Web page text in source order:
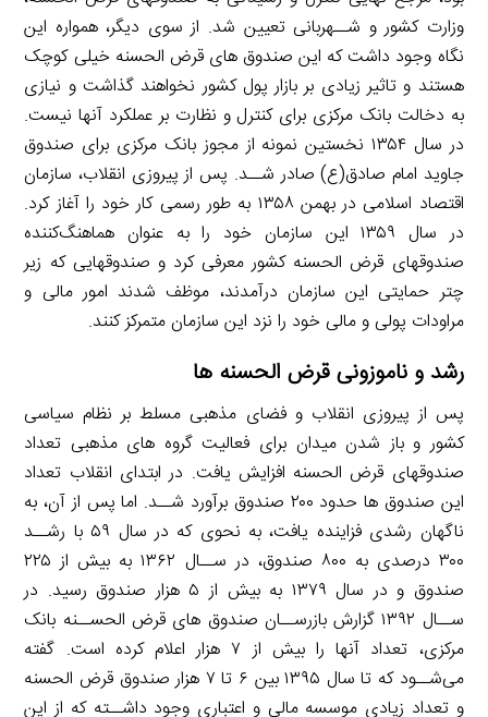
وزارت کشور و شــهربانی تعیین شد. از سوی دیگر، همواره این
نگاه وجود داشت که این صندوق های قرض الحسنه خیلی کوچک
هستند و تاثیر زیادی بر بازار پول کشور نخواهند گذاشت و نیازی
به دخالت بانک مرکزی برای کنترل و نظارت بر عملکرد آنها نیست.
در سال ۱۳۵۴ نخستین نمونه از مجوز بانک مرکزی برای صندوق
جاوید امام صادق(ع) صادر شــد. پس از پیروزی انقلاب، سازمان
اقتصاد اسلامی در بهمن ۱۳۵۸ به طور رسمی کار خود را آغاز کرد.
در سال ۱۳۵۹ این سازمان خود را به عنوان هماهنگ‌کننده
صندوقهای قرض الحسنه کشور معرفی کرد و صندوقهایی که زیر
چتر حمایتی این سازمان درآمدند، موظف شدند امور مالی و
مراودات پولی و مالی خود را نزد این سازمان متمرکز کنند.
رشد و ناموزونی قرض الحسنه ها
پس از پیروزی انقلاب و فضای مذهبی مسلط بر نظام سیاسی
کشور و باز شدن میدان برای فعالیت گروه های مذهبی تعداد
صندوقهای قرض الحسنه افزایش یافت. در ابتدای انقلاب تعداد
این صندوق ها حدود ۲۰۰ صندوق برآورد شــد. اما پس از آن، به
ناگهان رشدی فزاینده یافت، به نحوی که در سال ۵۹ با رشــد
۳۰۰ درصدی به ۸۰۰ صندوق، در ســال ۱۳۶۲ به بیش از ۲۲۵
صندوق و در سال ۱۳۷۹ به بیش از ۵ هزار صندوق رسید. در
ســال ۱۳۹۲ گزارش بازرســان صندوق های قرض الحســنه بانک
مرکزی، تعداد آنها را بیش از ۷ هزار اعلام کرده است. گفته
می‌شــود که تا سال ۱۳۹۵ بین ۶ تا ۷ هزار صندوق قرض الحسنه
و تعداد زیادی موسسه مالی و اعتباری وجود داشــته که از این